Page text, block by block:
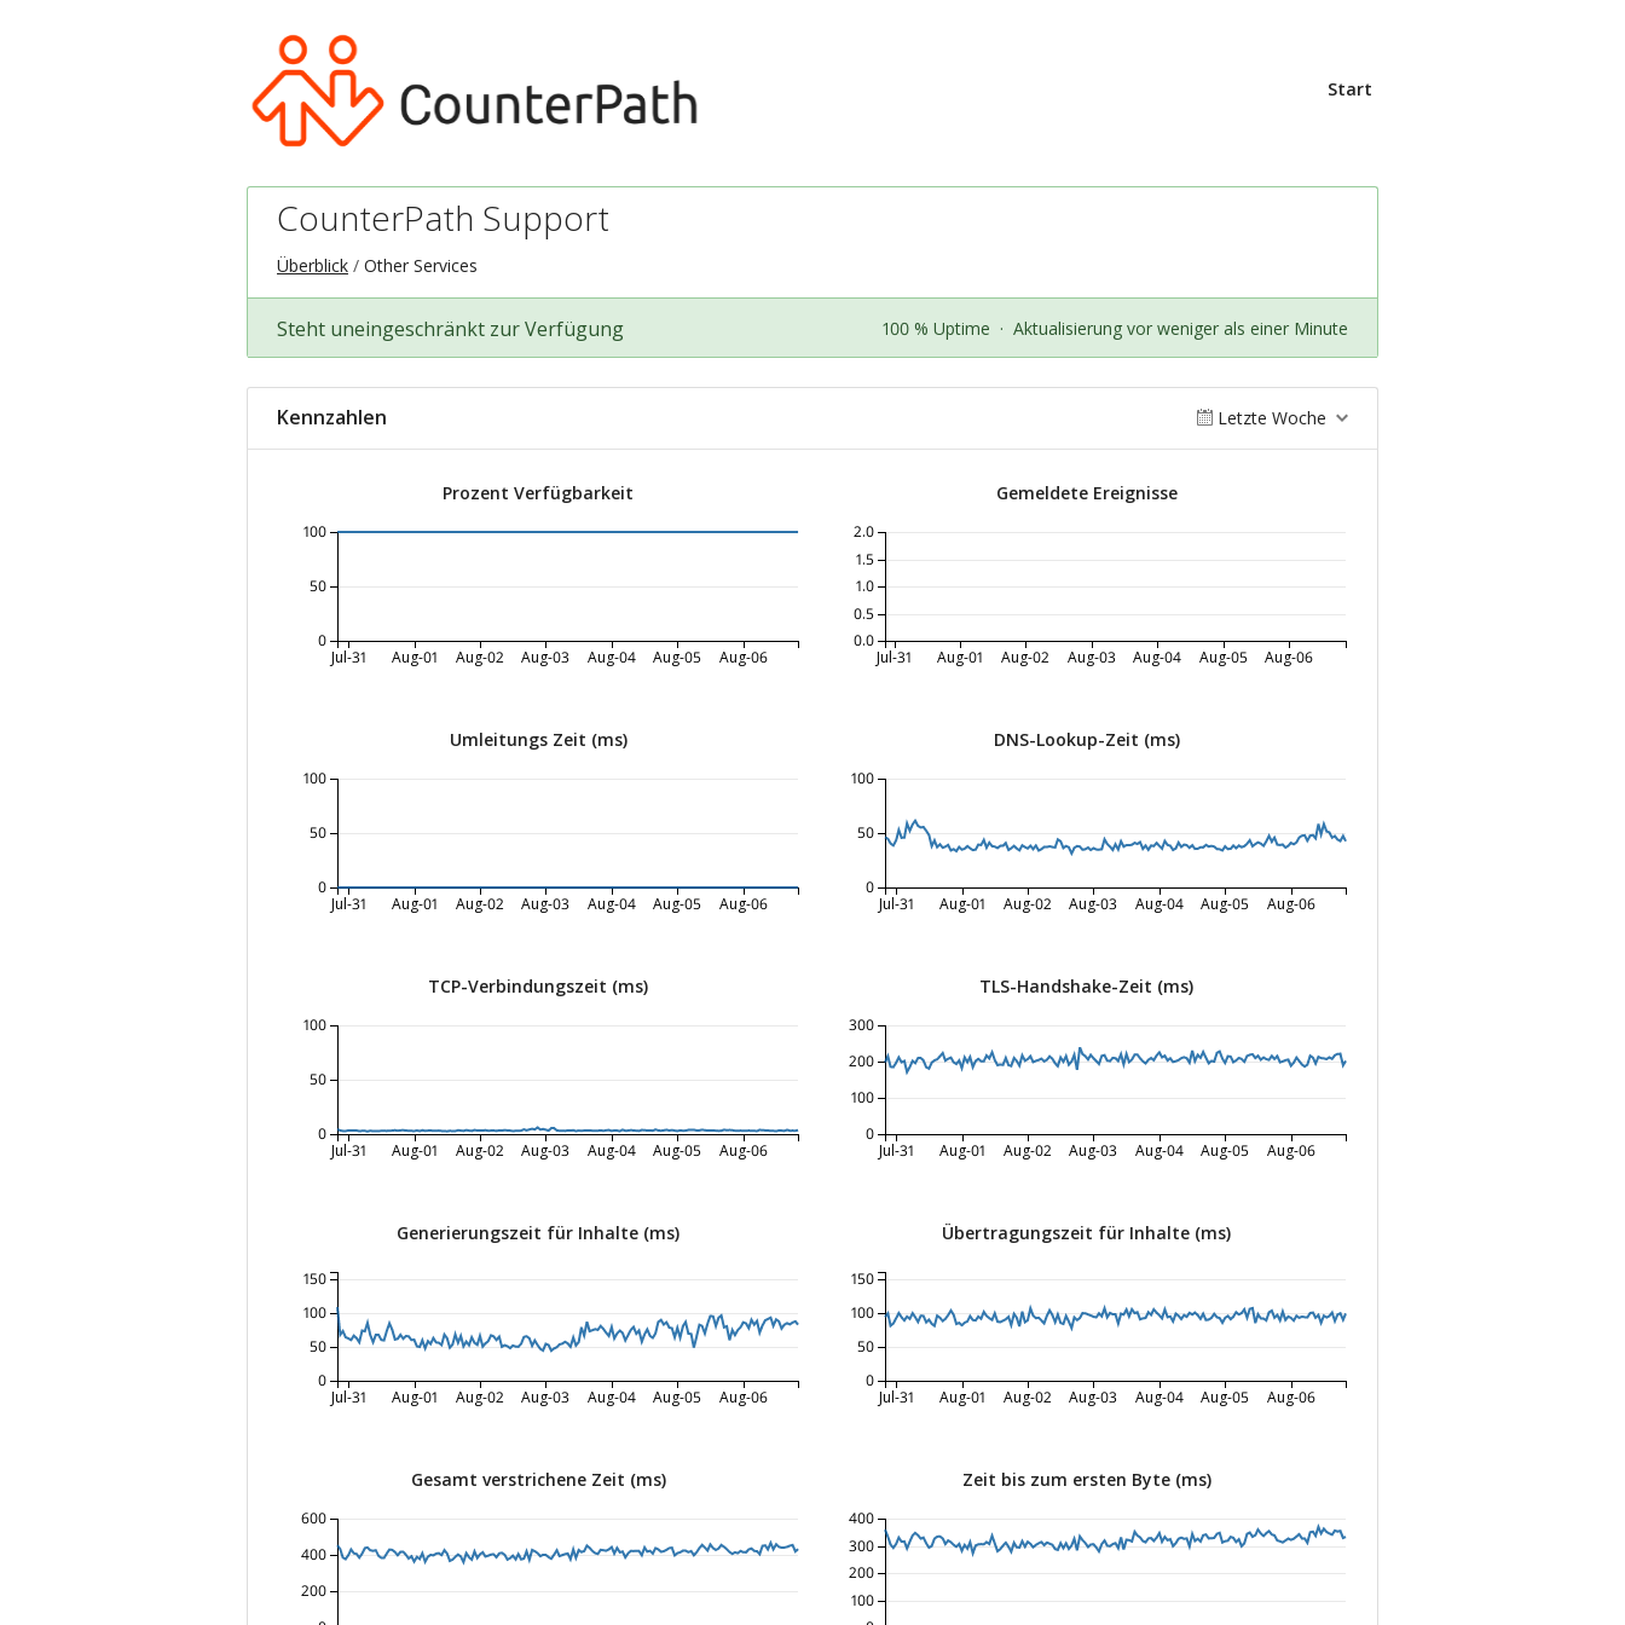
Start
CounterPath Support
Überblick Other Services
Steht uneingeschränkt zur Verfügung 100 % Uptime · Aktualisierung vor weniger als einer Minute
Kennzahlen Letzte Woche
Prozent Verfügbarkeit
Jul-31 Aug-01 Aug-02 Aug-03 Aug-04 Aug-05 Aug-06
0
50
100
Gemeldete Ereignisse
Jul-31 Aug-01 Aug-02 Aug-03 Aug-04 Aug-05 Aug-06
0.0
0.5
1.0
1.5
2.0
Umleitungs Zeit (ms)
Jul-31 Aug-01 Aug-02 Aug-03 Aug-04 Aug-05 Aug-06
0
50
100
DNS-Lookup-Zeit (ms)
Jul-31 Aug-01 Aug-02 Aug-03 Aug-04 Aug-05 Aug-06
0
50
100
TCP-Verbindungszeit (ms)
Jul-31 Aug-01 Aug-02 Aug-03 Aug-04 Aug-05 Aug-06
0
50
100
TLS-Handshake-Zeit (ms)
Jul-31 Aug-01 Aug-02 Aug-03 Aug-04 Aug-05 Aug-06
0
100
200
300
Generierungszeit für Inhalte (ms)
Jul-31 Aug-01 Aug-02 Aug-03 Aug-04 Aug-05 Aug-06
0
50
100
150
Übertragungszeit für Inhalte (ms)
Jul-31 Aug-01 Aug-02 Aug-03 Aug-04 Aug-05 Aug-06
0
50
100
150
Gesamt verstrichene Zeit (ms)
200
400
600
Zeit bis zum ersten Byte (ms)
100
200
300
400